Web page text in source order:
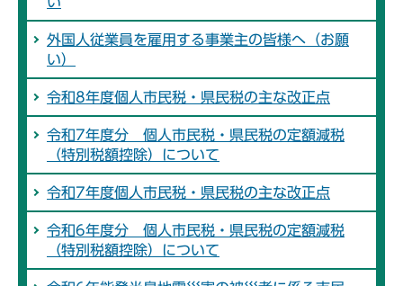
外国人従業員を雇用する事業主の皆様へ（お願
い）
令和8年度個人市民税・県民税の主な改正点
令和7年度分 個人市民税・県民税の定額減税
（特別税額控除）について
令和7年度個人市民税・県民税の主な改正点
令和6年度分 個人市民税・県民税の定額減税
（特別税額控除）について